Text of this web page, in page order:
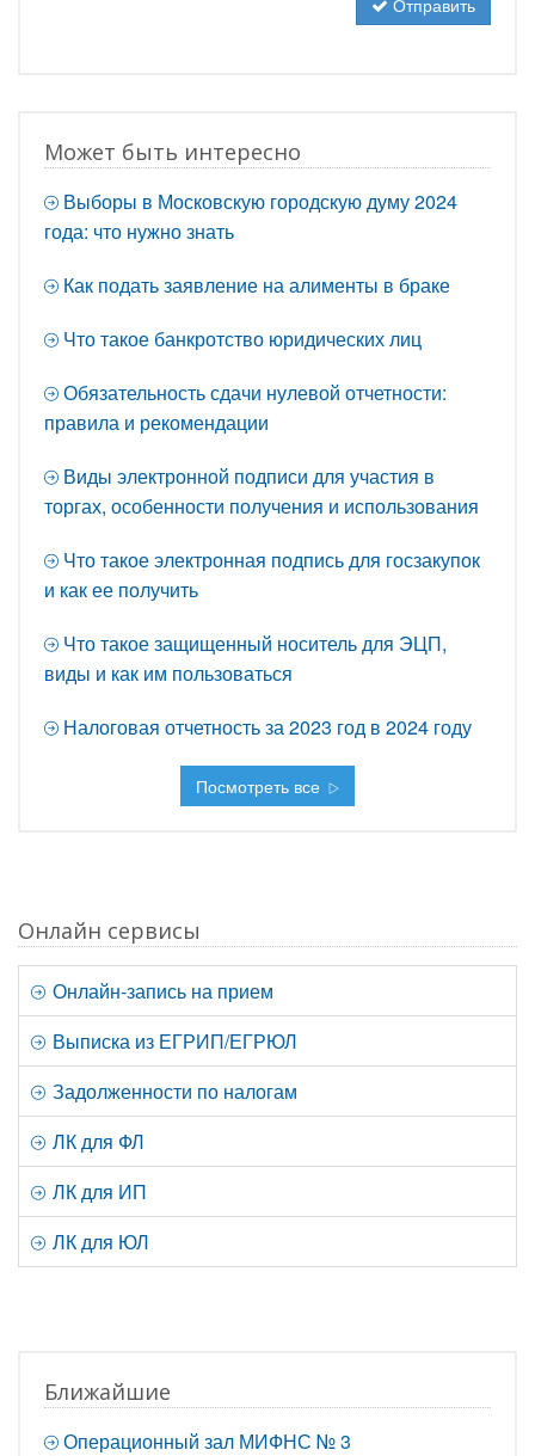
Отправить
Может быть интересно
Выборы в Московскую городскую думу 2024
года: что нужно знать
Как подать заявление на алименты в браке
Что такое банкротство юридических лиц
Обязательность сдачи нулевой отчетности:
правила и рекомендации
Виды электронной подписи для участия в
торгах, особенности получения и использования
Что такое электронная подпись для госзакупок
и как ее получить
Что такое защищенный носитель для ЭЦП,
виды и как им пользоваться
Налоговая отчетность за 2023 год в 2024 году
Посмотреть все
Онлайн сервисы
Онлайн-запись на прием
Выписка из ЕГРИП/ЕГРЮЛ
Задолженности по налогам
ЛК для ФЛ
ЛК для ИП
ЛК для ЮЛ
Ближайшие
Операционный зал МИФНС № 3